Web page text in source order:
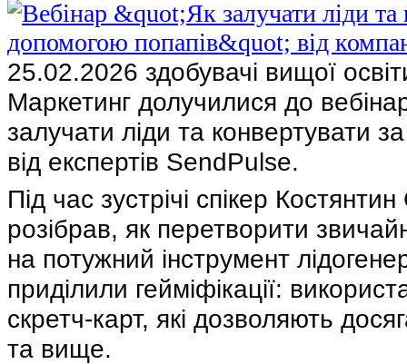
25.02.2026 здобувачі вищої
Маркетинг долучилися до
залучати ліди та конвертувати
від експертів SendPulse.
Під час зустрічі спікер
розібрав, як перетворити
на потужний інструмент
приділили гейміфікації:
скретч-карт, які дозволяють
та вище.